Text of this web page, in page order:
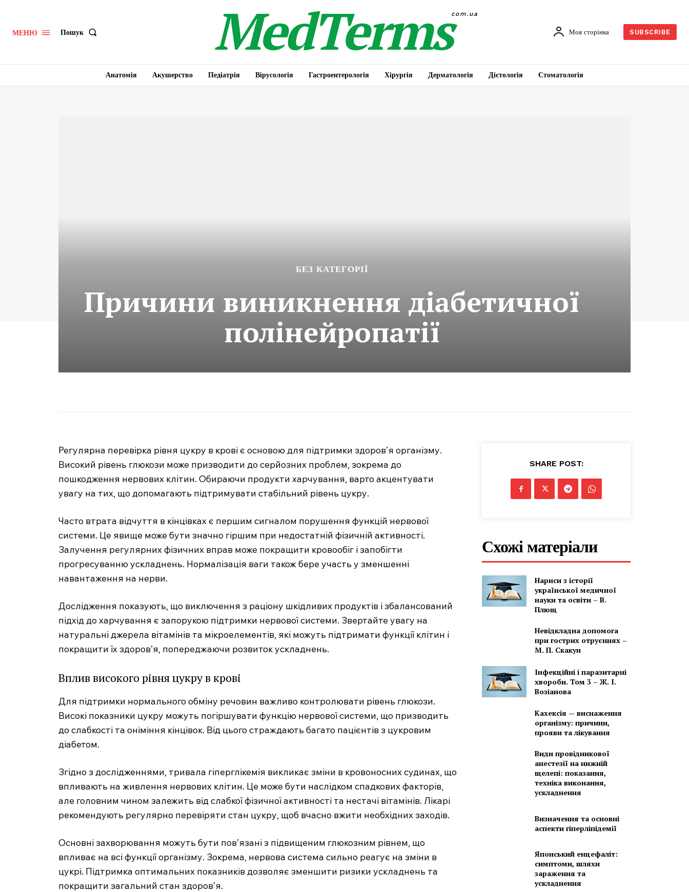
МЕНЮ Пошук MedTermscom.ua
Моя сторінка SUBSCRIBE
Анатомія Акушерство Педіатрія Вірусологія Гастроентерологія Хірургія Дерматологія Дієтологія Стоматологія
БЕЗ КАТЕГОРІЇ
Причини виникнення діабетичної
полінейропатії
Регулярна перевірка рівня цукру в крові є основою для підтримки здоров’я організму.
Високий рівень глюкози може призводити до серйозних проблем, зокрема до
пошкодження нервових клітин. Обираючи продукти харчування, варто акцентувати
увагу на тих, що допомагають підтримувати стабільний рівень цукру.
Часто втрата відчуття в кінцівках є першим сигналом порушення функцій нервової
системи. Це явище може бути значно гіршим при недостатній фізичній активності.
Залучення регулярних фізичних вправ може покращити кровообіг і запобігти
прогресуванню ускладнень. Нормалізація ваги також бере участь у зменшенні
навантаження на нерви.
Дослідження показують, що виключення з раціону шкідливих продуктів і збалансований
підхід до харчування є запорукою підтримки нервової системи. Звертайте увагу на
натуральні джерела вітамінів та мікроелементів, які можуть підтримати функції клітин і
покращити їх здоров’я, попереджаючи розвиток ускладнень.
Вплив високого рівня цукру в крові
Для підтримки нормального обміну речовин важливо контролювати рівень глюкози.
Високі показники цукру можуть погіршувати функцію нервової системи, що призводить
до слабкості та оніміння кінцівок. Від цього страждають багато пацієнтів з цукровим
діабетом.
Згідно з дослідженнями, тривала гіперглікемія викликає зміни в кровоносних судинах, що
впливають на живлення нервових клітин. Це може бути наслідком спадкових факторів,
але головним чином залежить від слабкої фізичної активності та нестачі вітамінів. Лікарі
рекомендують регулярно перевіряти стан цукру, щоб вчасно вжити необхідних заходів.
Основні захворювання можуть бути пов’язані з підвищеним глюкозним рівнем, що
впливає на всі функції організму. Зокрема, нервова система сильно реагує на зміни в
цукрі. Підтримка оптимальних показників дозволяє зменшити ризики ускладнень та
покращити загальний стан здоров’я.
SHARE POST:
Схожі матеріали
Нариси з історії
української медичної
науки та освіти – В.
Плющ
Невідкладна допомога
при гострих отруєннях –
М. П. Скакун
Інфекційні і паразитарні
хвороби. Том 3 – Ж. І.
Возіанова
Кахексія — виснаження
організму: причини,
прояви та лікування
Види провідникової
анестезії на нижній
щелепі: показання,
техніка виконання,
ускладнення
Визначення та основні
аспекти гіперліпідемії
Японський енцефаліт:
симптоми, шляхи
зараження та
ускладнення